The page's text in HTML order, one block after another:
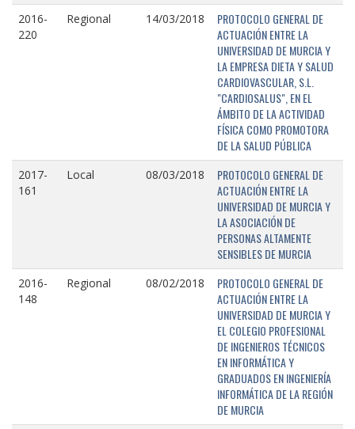
2016-
220
Regional 14/03/2018
PROTOCOLO GENERAL DE
ACTUACIÓN ENTRE LA
UNIVERSIDAD DE MURCIA Y
LA EMPRESA DIETA Y SALUD
CARDIOVASCULAR, S.L.
"CARDIOSALUS", EN EL
ÁMBITO DE LA ACTIVIDAD
FÍSICA COMO PROMOTORA
DE LA SALUD PÚBLICA
2017-
161
Local 08/03/2018
PROTOCOLO GENERAL DE
ACTUACIÓN ENTRE LA
UNIVERSIDAD DE MURCIA Y
LA ASOCIACIÓN DE
PERSONAS ALTAMENTE
SENSIBLES DE MURCIA
2016-
148
Regional 08/02/2018
PROTOCOLO GENERAL DE
ACTUACIÓN ENTRE LA
UNIVERSIDAD DE MURCIA Y
EL COLEGIO PROFESIONAL
DE INGENIEROS TÉCNICOS
EN INFORMÁTICA Y
GRADUADOS EN INGENIERÍA
INFORMÁTICA DE LA REGIÓN
DE MURCIA